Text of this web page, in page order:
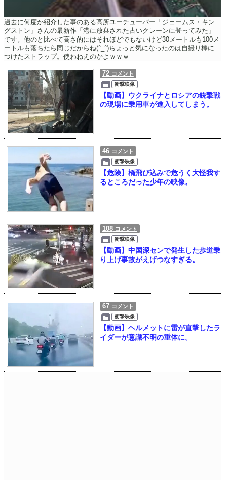
過去に何度か紹介した事のある高所ユーチューバー「ジェームス・キン
グストン」さんの最新作「港に放棄された古いクレーンに登ってみた」
です。他のと比べて高さ的にはそれほどでもないけど30メートルも100メ
ートルも落ちたら同じだからね(°_°)ちょっと気になったのは自撮り棒に
つけたストラップ。使わねえのかよｗｗｗ
72 コメント
衝撃映像
【動画】ウクライナとロシアの銃撃戦
の現場に乗用車が進入してしまう。
46 コメント
衝撃映像
【危険】橋飛び込みで危うく大怪我す
るところだった少年の映像。
108 コメント
衝撃映像
【動画】中国深センで発生した歩道乗
り上げ事故がえげつなすぎる。
67 コメント
衝撃映像
【動画】ヘルメットに雷が直撃したラ
イダーが意識不明の重体に。